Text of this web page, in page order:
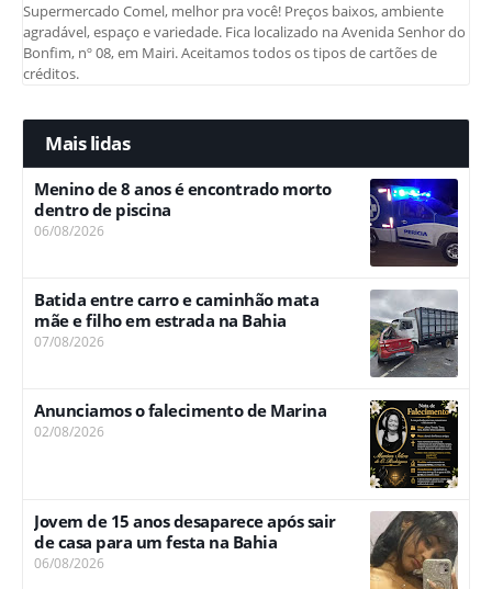
Supermercado Comel, melhor pra você! Preços baixos, ambiente
agradável, espaço e variedade. Fica localizado na Avenida Senhor do
Bonfim, nº 08, em Mairi. Aceitamos todos os tipos de cartões de
créditos.
Mais lidas
Menino de 8 anos é encontrado morto
dentro de piscina
06/08/2026
Batida entre carro e caminhão mata
mãe e filho em estrada na Bahia
07/08/2026
Anunciamos o falecimento de Marina
02/08/2026
Jovem de 15 anos desaparece após sair
de casa para um festa na Bahia
06/08/2026